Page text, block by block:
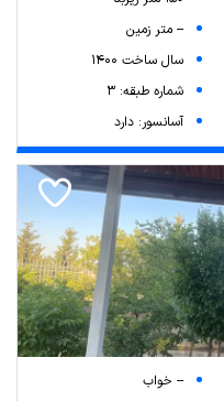
-- متر زمین
سال ساخت 1400
شماره طبقه: 3
آسانسور: دارد
-- خواب